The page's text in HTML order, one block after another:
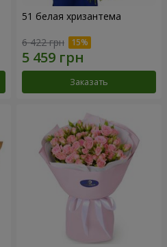
51 белая хризантема
6 422 грн
Заказать